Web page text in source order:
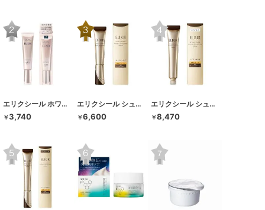
エリクシール ホワイト
￥3,740
エリクシール シュペリエル
￥6,600
エリクシール シュペリエル
￥8,470